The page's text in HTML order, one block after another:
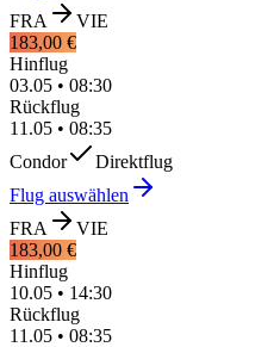
FRA
VIE
183,00 €
Hinflug
03.05 • 08:30
Rückflug
11.05 • 08:35
Condor
Direktflug
Flug auswählen
FRA
VIE
183,00 €
Hinflug
10.05 • 14:30
Rückflug
11.05 • 08:35